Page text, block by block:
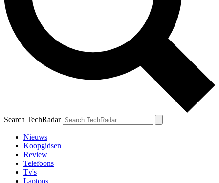
Search TechRadar
Nieuws
Koopgidsen
Review
Telefoons
Tv's
Laptops